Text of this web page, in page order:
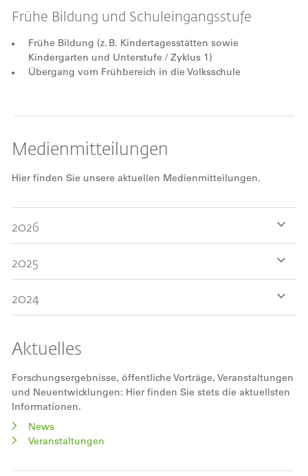
Frühe Bildung und Schuleingangsstufe
Frühe Bildung (z. B. Kindertagesstätten sowie
Kindergarten und Unterstufe / Zyklus 1)
Übergang vom Frühbereich in die Volksschule
Medienmitteilungen
Hier finden Sie unsere aktuellen Medienmitteilungen.
2026
2025
2024
Aktuelles
Forschungsergebnisse, öffentliche Vorträge, Veranstaltungen
und Neuentwicklungen: Hier finden Sie stets die aktuellsten
Informationen.
News
Veranstaltungen